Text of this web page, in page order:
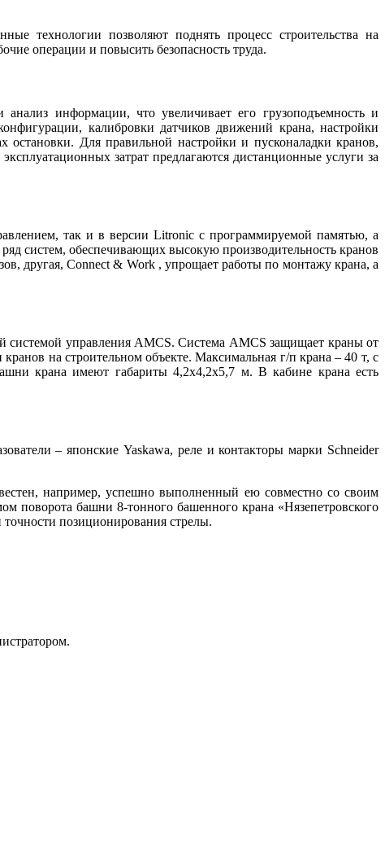
технологии позволяют поднять процесс строительства на
операции и повысить безопасность труда.
информации, что увеличивает его грузоподъемность и
калибровки датчиков движений крана, настройки
остановки. Для правильной настройки и пусконаладки кранов,
затрат предлагаются дистанционные услуги за
так и в версии Litronic с программируемой памятью, а
систем, обеспечивающих высокую производительность кранов
другая, Connect & Work , упрощает работы по монтажу крана, а
управления AMCS. Система AMCS защищает краны от
на строительном объекте. Максимальная г/п крана – 40 т, с
крана имеют габариты 4,2х4,2х5,7 м. В кабине крана есть
– японские Yaskawa, реле и контакторы марки Schneider
например, успешно выполненный ею совместно со своим
башни 8-тонного башенного крана «Нязепетровского
точности позиционирования стрелы.